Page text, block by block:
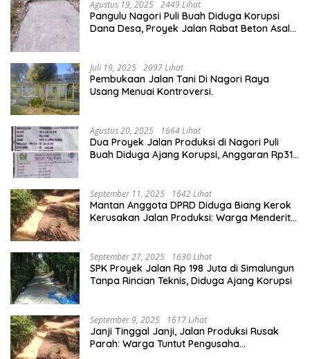
Agustus 19, 2025 2449 Lihat
Pangulu Nagori Puli Buah Diduga Korupsi
Dana Desa, Proyek Jalan Rabat Beton Asal
Juli 19, 2025 2097 Lihat
Pembukaan Jalan Tani Di Nagori Raya
Usang Menuai Kontroversi.
Agustus 20, 2025 1664 Lihat
Dua Proyek Jalan Produksi di Nagori Puli
Buah Diduga Ajang Korupsi, Anggaran Rp314
September 11, 2025 1642 Lihat
Mantan Anggota DPRD Diduga Biang Kerok
Kerusakan Jalan Produksi: Warga Menderita,
September 27, 2025 1630 Lihat
SPK Proyek Jalan Rp 198 Juta di Simalungun
Tanpa Rincian Teknis, Diduga Ajang Korupsi
September 9, 2025 1617 Lihat
Janji Tinggal Janji, Jalan Produksi Rusak
Parah: Warga Tuntut Pengusaha